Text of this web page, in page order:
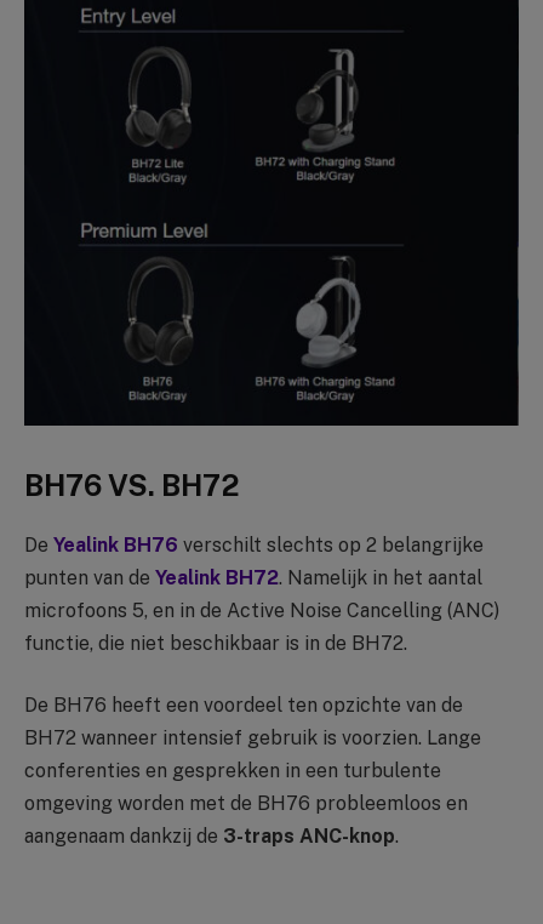
BH76 VS. BH72
De Yealink BH76 verschilt slechts op 2 belangrijke
punten van de Yealink BH72. Namelijk in het aantal
microfoons 5, en in de Active Noise Cancelling (ANC)
functie, die niet beschikbaar is in de BH72.
De BH76 heeft een voordeel ten opzichte van de
BH72 wanneer intensief gebruik is voorzien. Lange
conferenties en gesprekken in een turbulente
omgeving worden met de BH76 probleemloos en
aangenaam dankzij de 3-traps ANC-knop.